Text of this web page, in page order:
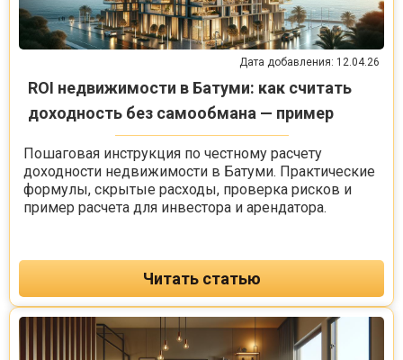
Дата добавления: 12.04.26
ROI недвижимости в Батуми: как считать
доходность без самообмана — пример
Пошаговая инструкция по честному расчету
доходности недвижимости в Батуми. Практические
формулы, скрытые расходы, проверка рисков и
пример расчета для инвестора и арендатора.
Читать статью